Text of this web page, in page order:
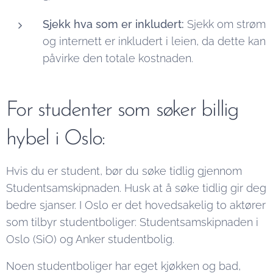
Sjekk hva som er inkludert: Sjekk om strøm
og internett er inkludert i leien, da dette kan
påvirke den totale kostnaden.
For studenter som søker billig
hybel i Oslo:
Hvis du er student, bør du søke tidlig gjennom
Studentsamskipnaden. Husk at å søke tidlig gir deg
bedre sjanser. I Oslo er det hovedsakelig to aktører
som tilbyr studentboliger: Studentsamskipnaden i
Oslo (SiO) og Anker studentbolig.
Noen studentboliger har eget kjøkken og bad,